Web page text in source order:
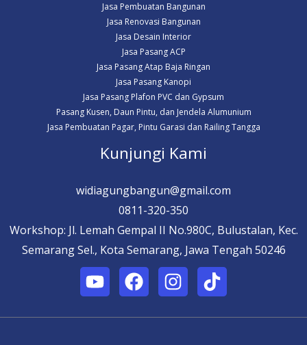
Jasa Pembuatan Bangunan
Jasa Renovasi Bangunan
Jasa Desain Interior
Jasa Pasang ACP
Jasa Pasang Atap Baja Ringan
Jasa Pasang Kanopi
Jasa Pasang Plafon PVC dan Gypsum
Pasang Kusen, Daun Pintu, dan Jendela Alumunium
Jasa Pembuatan Pagar, Pintu Garasi dan Railing Tangga
Kunjungi Kami
widiagungbangun@gmail.com
0811-320-350
Workshop: Jl. Lemah Gempal II No.980C, Bulustalan, Kec.
Semarang Sel., Kota Semarang, Jawa Tengah 50246